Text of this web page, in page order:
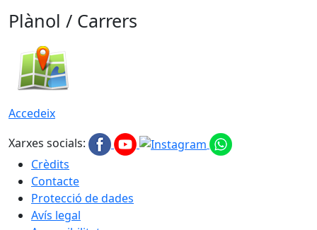
Plànol / Carrers
Accedeix
Xarxes socials:
Crèdits
Contacte
Protecció de dades
Avís legal